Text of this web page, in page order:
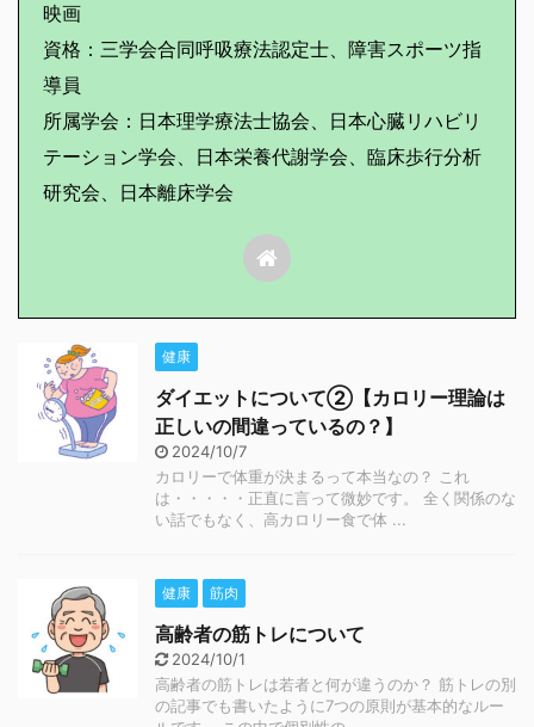
映画
資格：三学会合同呼吸療法認定士、障害スポーツ指
導員
所属学会：日本理学療法士協会、日本心臓リハビリ
テーション学会、日本栄養代謝学会、臨床歩行分析
研究会、日本離床学会
健康
ダイエットについて②【カロリー理論は
正しいの間違っているの？】
2024/10/7
カロリーで体重が決まるって本当なの？ これ
は・・・・・正直に言って微妙です。 全く関係のな
い話でもなく、高カロリー食で体 ...
健康 筋肉
高齢者の筋トレについて
2024/10/1
高齢者の筋トレは若者と何が違うのか？ 筋トレの別
の記事でも書いたように7つの原則が基本的なルー